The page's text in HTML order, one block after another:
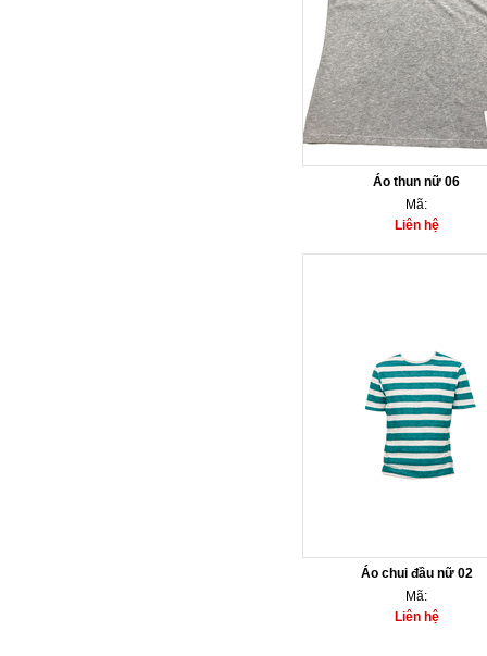
Áo thun nữ 06
Mã:
Liên hệ
Áo chui đầu nữ 02
Mã:
Liên hệ